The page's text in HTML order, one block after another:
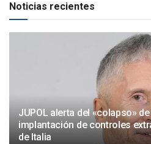
Noticias recientes
JUPOL alerta del «colapso»
implantación de controles
de Italia